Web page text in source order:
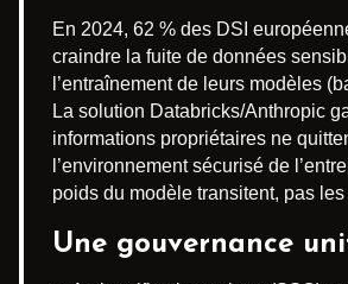
En 2024, 62 % des DSI
craindre la fuite de données
l’entraînement de leurs modèles
La solution Databricks/Anthropic
informations propriétaires ne
l’environnement sécurisé de
poids du modèle transitent, pas les
Une gouvernance